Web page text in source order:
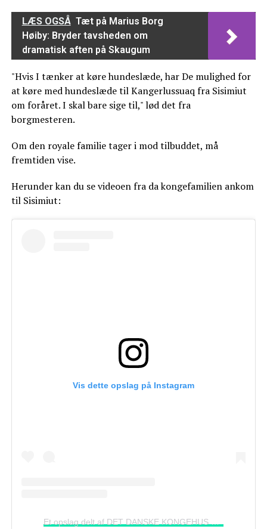
LÆS OGSÅ Tæt på Marius Borg
Høiby: Bryder tavsheden om
dramatisk aften på Skaugum
"Hvis I tænker at køre hundeslæde, har De mulighed for
at køre med hundeslæde til Kangerlussuaq fra Sisimiut
om foråret. I skal bare sige til," lød det fra
borgmesteren.
Om den royale familie tager i mod tilbuddet, må
fremtiden vise.
Herunder kan du se videoen fra da kongefamilien ankom
til Sisimiut:
Vis dette opslag på Instagram